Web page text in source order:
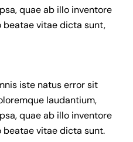
quae ab illo inventore
vitae dicta sunt,
iste natus error sit
laudantium,
quae ab illo inventore
vitae dicta sunt.